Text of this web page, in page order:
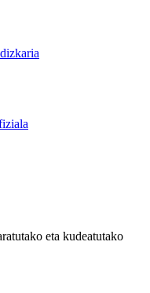
eta kudeatutako